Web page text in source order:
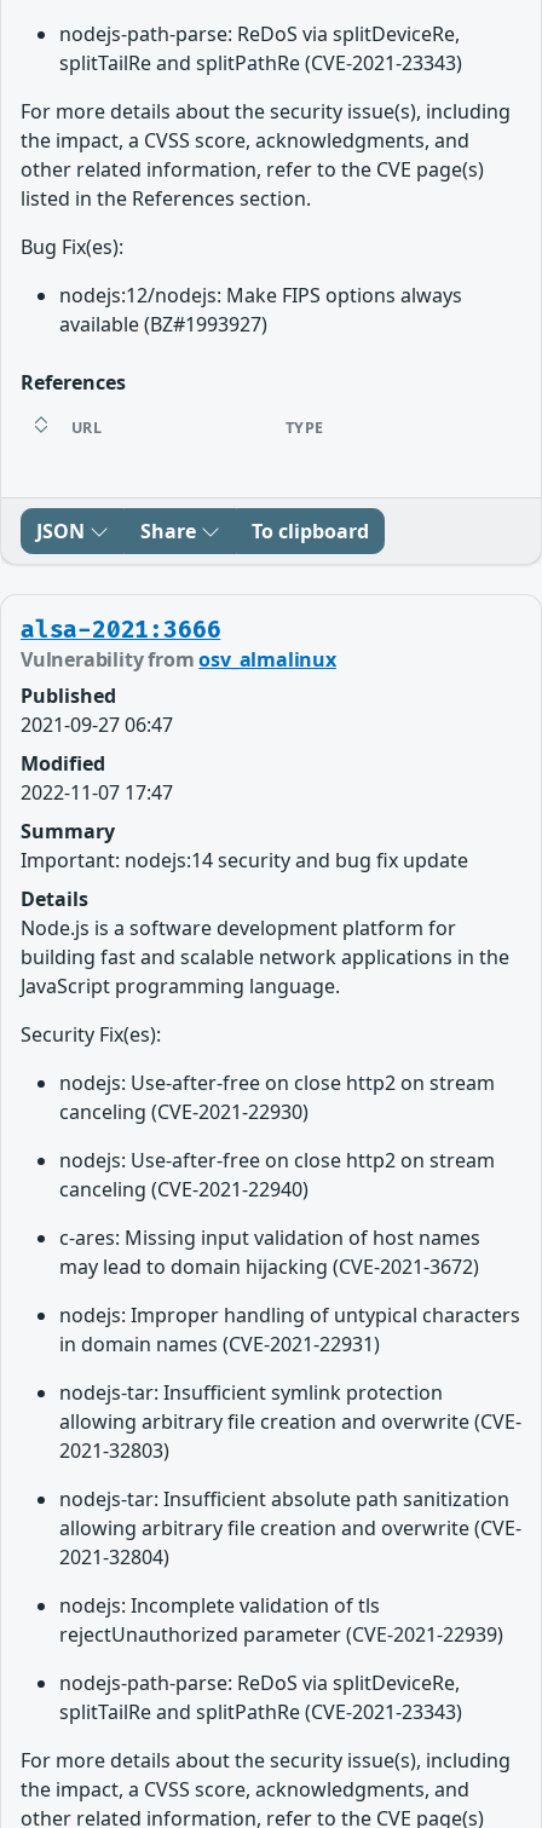
nodejs-path-parse: ReDoS via splitDeviceRe,
splitTailRe and splitPathRe (CVE-2021-23343)
For more details about the security issue(s), including
the impact, a CVSS score, acknowledgments, and
other related information, refer to the CVE page(s)
listed in the References section.
Bug Fix(es):
nodejs:12/nodejs: Make FIPS options always
available (BZ#1993927)
References
URL TYPE
JSON Share To clipboard
alsa-2021:3666
Vulnerability fromosv_almalinux
Published
2021-09-27 06:47
Modified
2022-11-07 17:47
Summary
Important: nodejs:14 security and bug fix update
Details
Node.js is a software development platform for
building fast and scalable network applications in the
JavaScript programming language.
Security Fix(es):
nodejs: Use-after-free on close http2 on stream
canceling (CVE-2021-22930)
nodejs: Use-after-free on close http2 on stream
canceling (CVE-2021-22940)
c-ares: Missing input validation of host names
may lead to domain hijacking (CVE-2021-3672)
nodejs: Improper handling of untypical characters
in domain names (CVE-2021-22931)
nodejs-tar: Insufficient symlink protection
allowing arbitrary file creation and overwrite (CVE-
2021-32803)
nodejs-tar: Insufficient absolute path sanitization
allowing arbitrary file creation and overwrite (CVE-
2021-32804)
nodejs: Incomplete validation of tls
rejectUnauthorized parameter (CVE-2021-22939)
nodejs-path-parse: ReDoS via splitDeviceRe,
splitTailRe and splitPathRe (CVE-2021-23343)
For more details about the security issue(s), including
the impact, a CVSS score, acknowledgments, and
other related information, refer to the CVE page(s)